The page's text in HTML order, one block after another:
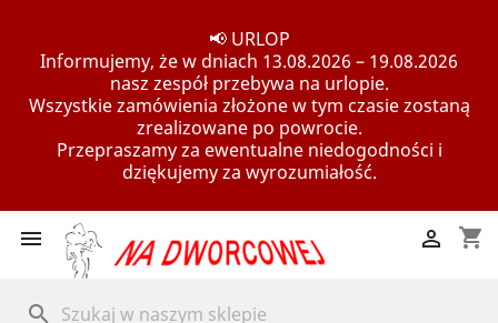
📢 URLOP
Informujemy, że w dniach 13.08.2026 – 19.08.2026
nasz zespół przebywa na urlopie.
Wszystkie zamówienia złożone w tym czasie zostaną
zrealizowane po powrocie.
Przepraszamy za ewentualne niedogodności i
dziękujemy za wyrozumiałość.
 shopping_cart

search